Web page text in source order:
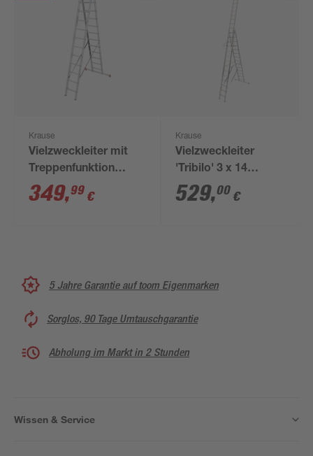
Krause
Vielzweckleiter mit
Treppenfunktion
'Tribilo' 3 x 12
Sprossen
349,99 €
Krause
Vielzweckleiter
'Tribilo' 3 x 14
Sprossen
529,00 €
5 Jahre Garantie auf toom Eigenmarken
Sorglos, 90 Tage Umtauschgarantie
Abholung im Markt in 2 Stunden
Wissen & Service